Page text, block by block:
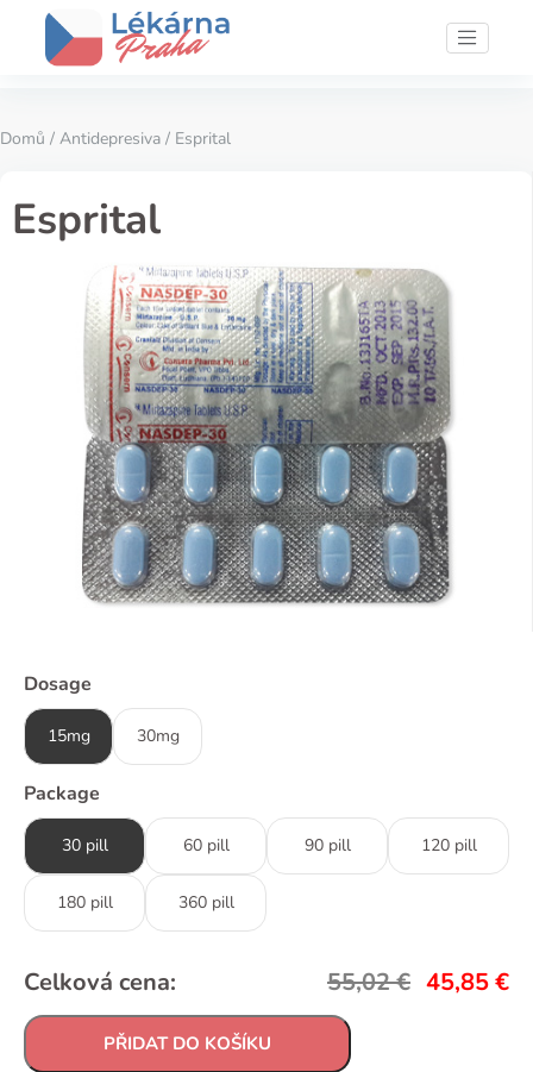
Domů / Antidepresiva / Esprital
Esprital
Dosage
15mg 30mg
Package
30 pill 60 pill 90 pill 120 pill
180 pill 360 pill
Celková cena: 55,02€ 45,85€
PŘIDAT DO KOŠÍKU